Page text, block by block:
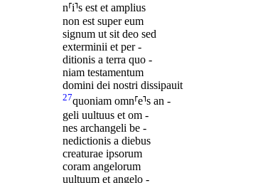
n⸢i⸣s est et amplius
non est super eum
signum ut sit deo sed
exterminii et per -
ditionis a terra quo -
niam testamentum
domini dei nostri dissipauit
27quoniam omn⸢e⸣s an -
geli uultuus et om -
nes archangeli be -
nedictionis a diebus
creaturae ipsorum
coram angelorum
uultuum et angelo -